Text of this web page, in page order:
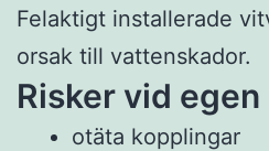
Felaktigt installerade
orsak till vattenskador.
Risker vid
otäta kopplingar